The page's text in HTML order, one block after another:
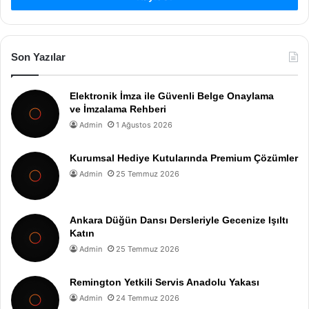
Son Yazılar
Elektronik İmza ile Güvenli Belge Onaylama
ve İmzalama Rehberi
Admin 1 Ağustos 2026
Kurumsal Hediye Kutularında Premium Çözümler
Admin 25 Temmuz 2026
Ankara Düğün Dansı Dersleriyle Gecenize Işıltı
Katın
Admin 25 Temmuz 2026
Remington Yetkili Servis Anadolu Yakası
Admin 24 Temmuz 2026